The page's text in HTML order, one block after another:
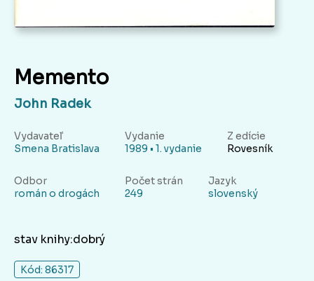
Memento
John Radek
Vydavateľ
Smena Bratislava
Vydanie
1989 • 1. vydanie
Z edície
Rovesník
Odbor
román o drogách
Počet strán
249
Jazyk
slovenský
stav knihy:dobrý
Kód: 86317